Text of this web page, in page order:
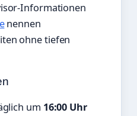
Informationen
nennen
ohne tiefen
um 16:00 Uhr